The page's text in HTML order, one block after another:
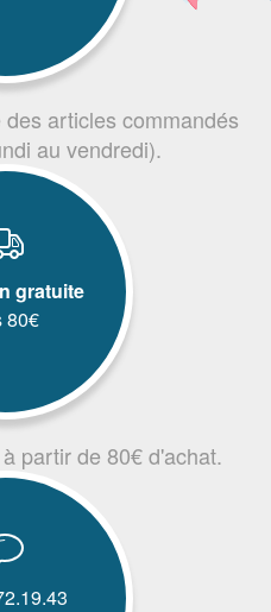
articles commandés
au vendredi).
gratuite
80€
partir de 80€ d'achat.